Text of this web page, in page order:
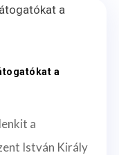
a
a
István Király